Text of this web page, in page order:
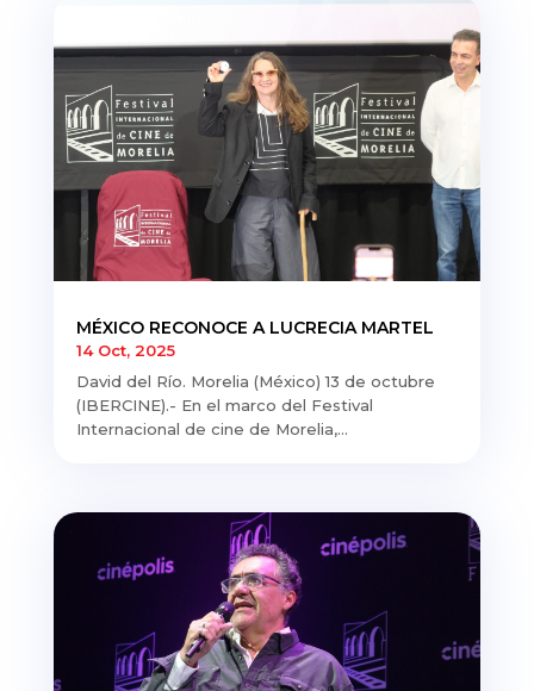
MÉXICO RECONOCE A LUCRECIA MARTEL
14 Oct, 2025
David del Río. Morelia (México) 13 de octubre
(IBERCINE).- En el marco del Festival
Internacional de cine de Morelia,...